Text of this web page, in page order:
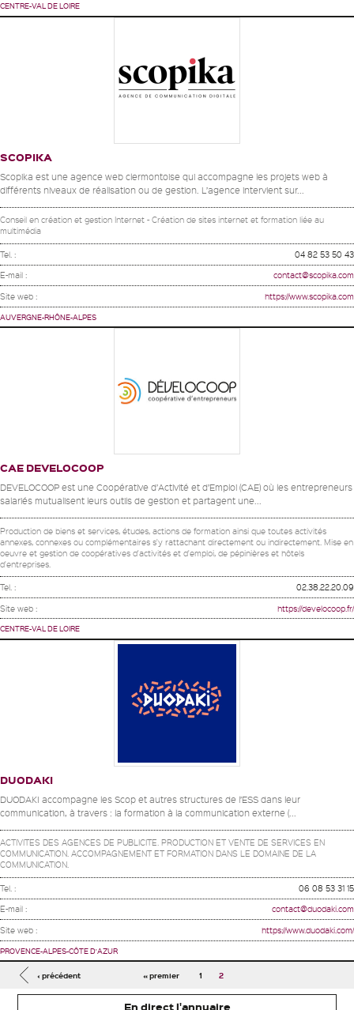
CENTRE-VAL DE LOIRE
SCOPIKA
Scopika est une agence web clermontoise qui accompagne les projets web à
différents niveaux de réalisation ou de gestion. L’agence intervient sur...
Conseil en création et gestion Internet - Création de sites internet et formation liée au
multimédia
Tel. : 04 82 53 50 43
E-mail : contact@scopika.com
Site web : https://www.scopika.com
AUVERGNE-RHÔNE-ALPES
CAE DEVELOCOOP
DEVELOCOOP est une Coopérative d’Activité et d’Emploi (CAE) où les entrepreneurs
salariés mutualisent leurs outils de gestion et partagent une...
Production de biens et services, études, actions de formation ainsi que toutes activités
annexes, connexes ou complémentaires s'y rattachant directement ou indirectement. Mise en
oeuvre et gestion de coopératives d'activités et d'emploi, de pépinières et hôtels
d'entreprises.
Tel. : 02.38.22.20.09
Site web : https://develocoop.fr/
CENTRE-VAL DE LOIRE
DUODAKI
DUODAKI accompagne les Scop et autres structures de l’ESS dans leur
communication, à travers : la formation à la communication externe (...
ACTIVITES DES AGENCES DE PUBLICITE. PRODUCTION ET VENTE DE SERVICES EN
COMMUNICATION. ACCOMPAGNEMENT ET FORMATION DANS LE DOMAINE DE LA
COMMUNICATION.
Tel. : 06 08 53 31 15
E-mail : contact@duodaki.com
Site web : https://www.duodaki.com/
PROVENCE-ALPES-CÔTE D'AZUR
Pages
« premier
‹ précédent 1 2
En direct l'annuaire